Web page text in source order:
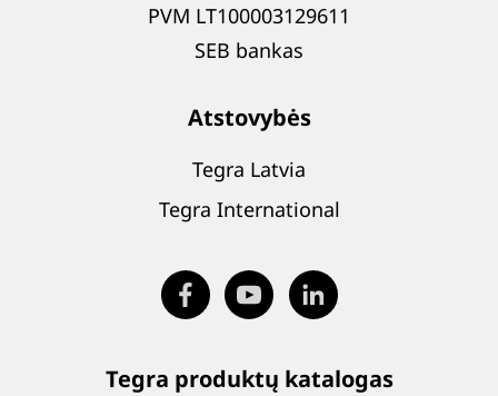
PVM LT100003129611
SEB bankas
Atstovybės
Tegra Latvia
Tegra International
Tegra produktų katalogas